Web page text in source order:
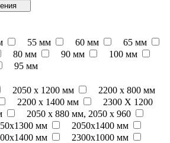
55 мм 60 мм
65 мм
80 мм 90 мм
100 мм
95 мм
2050 x 1200 мм
2200 x 800 мм
2200 х 1400 мм
2300 Х 1200
2050 х 880 мм, 2050 х 960
мм
2050х1400 мм
мм
2300х1000 мм